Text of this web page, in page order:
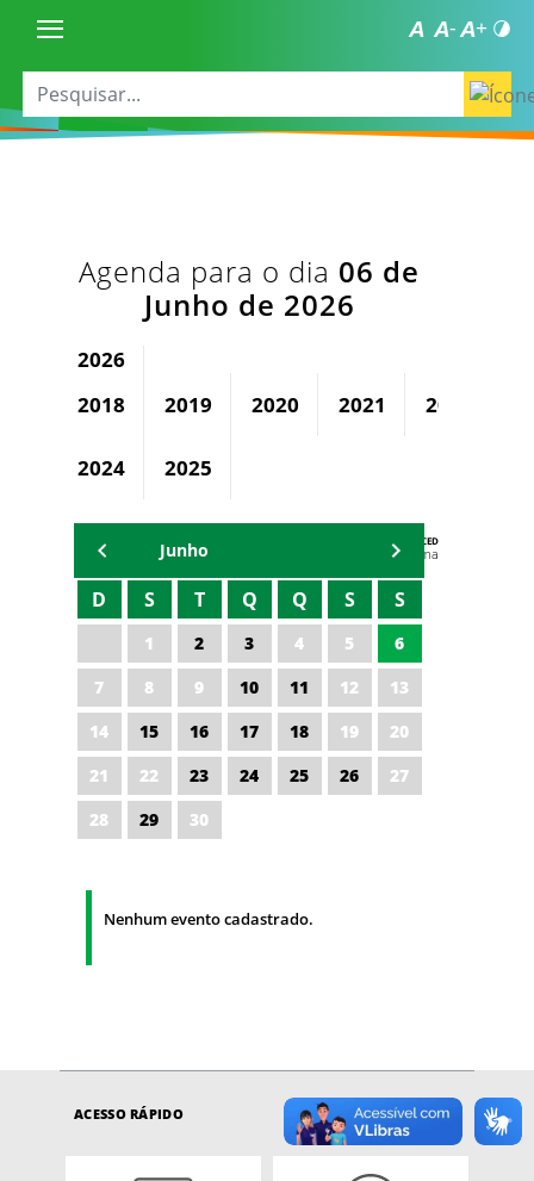
Agenda para o dia 06 de
Junho de 2026
2026
2018
2019 2020 2021 2022
2024 2025
AGENDA DA CODED/CED
Vagna Lima
Junho
D S T Q Q S S
1 2 3 4 5
6
7
8 9 10 11 12
13
14
15 16 17 18 19
20
21
22 23 24 25 26
27
28
29 30
Nenhum evento cadastrado.
ACESSO RÁPIDO